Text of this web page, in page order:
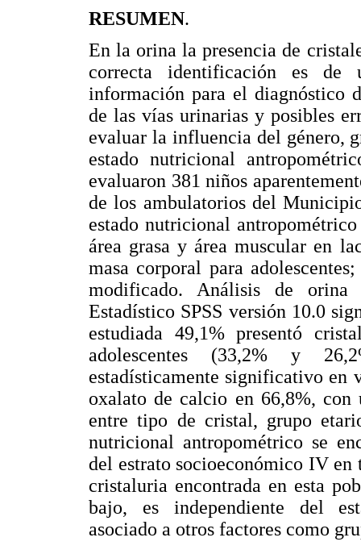
RESUMEN.
En la orina la presencia de
correcta identificación es de
información para el diagnóstico
de las vías urinarias y posibles
evaluar la influencia del género,
estado nutricional
evaluaron 381 niños
de los ambulatorios del
estado nutricional
área grasa y área muscular en
masa corporal para
modificado. Análisis de
Estadístico SPSS versión 10.0
estudiada 49,1% presentó
adolescentes (33,2% y
estadísticamente significativo en
oxalato de calcio en 66,8%, con
entre tipo de cristal, grupo
nutricional antropométrico se
del estrato socioeconómico IV en
cristaluria encontrada en esta
bajo, es independiente del
asociado a otros factores como